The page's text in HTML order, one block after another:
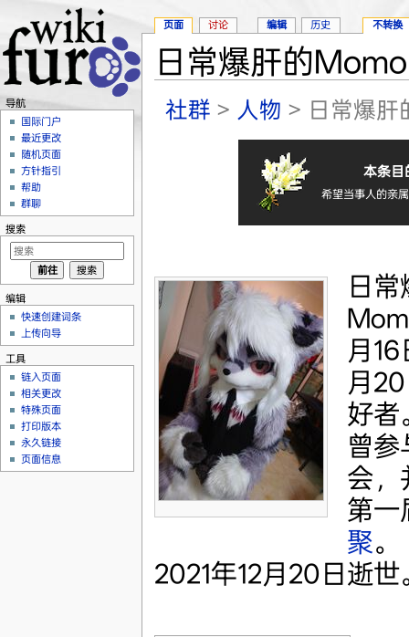
日常爆肝的Momo
社群 > 人物 > 日常爆肝
本条目
希望当事人的亲
日
月
月
好者
曾参
会，
第一
聚。
2021年12月20日逝世
页面 讨论 编辑 历史 不转换
导航
国际门户
最近更改
随机页面
方针指引
帮助
群聊
搜索
编辑
快速创建词条
上传向导
工具
链入页面
相关更改
特殊页面
打印版本
永久链接
页面信息